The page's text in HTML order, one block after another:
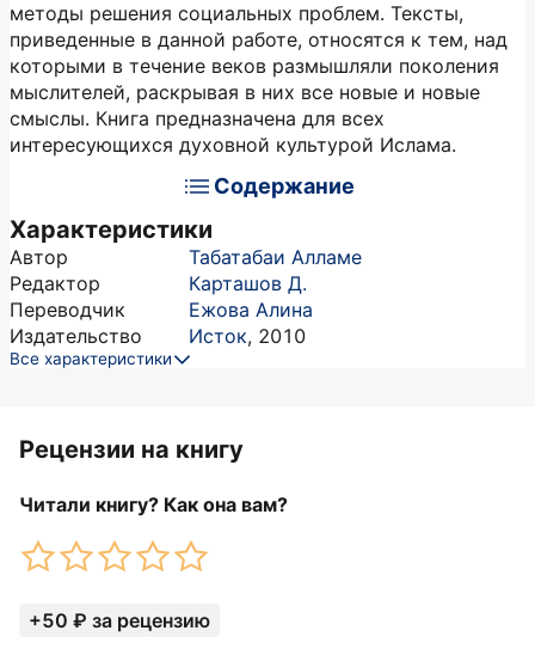
методы решения социальных проблем. Тексты,
приведенные в данной работе, относятся к тем, над
которыми в течение веков размышляли поколения
мыслителей, раскрывая в них все новые и новые
смыслы. Книга предназначена для всех
интересующихся духовной культурой Ислама.
Содержание
Характеристики
Автор
Табатабаи Алламе
Редактор
Карташов Д.
Переводчик
Ежова Алина
Издательство
Исток, 2010
Все характеристики
Рецензии на книгу
Читали книгу? Как она вам?
+50 ₽ за рецензию